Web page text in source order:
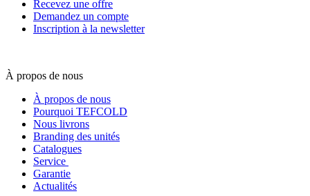
Recevez une offre
Demandez un compte
Inscription à la newsletter
À propos de nous
À propos de nous
Pourquoi TEFCOLD
Nous livrons
Branding des unités
Catalogues
Service
Garantie
Actualités